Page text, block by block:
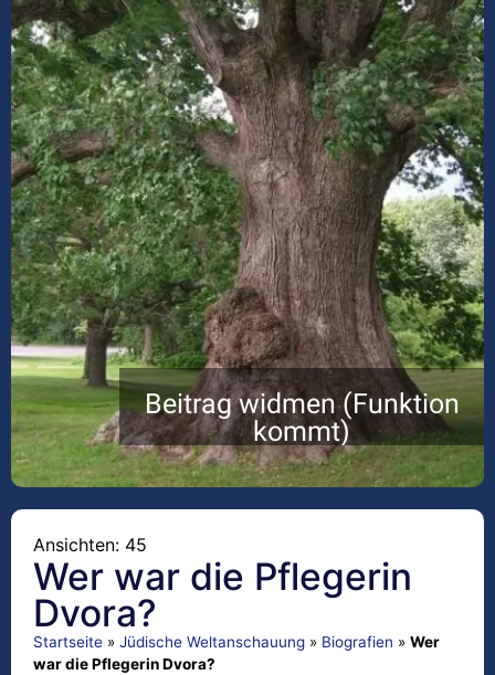
Beitrag widmen (Funktion
kommt)
Ansichten: 45
Wer war die Pflegerin
Dvora?
Startseite » Jüdische Weltanschauung » Biografien » Wer
war die Pflegerin Dvora?